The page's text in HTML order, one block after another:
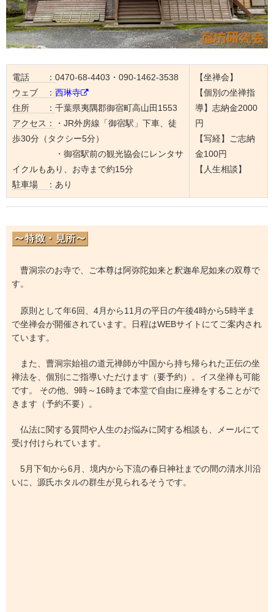
電話 ： 0470-68-4403・090-1462-3538
ウェブ ： 西琳寺
住所 ： 千葉県夷隅郡御宿町高山田1553
アクセス：
・JR外房線「御宿駅」下車、徒
歩30分（タクシー5分）
・御宿駅前の観光協会にレンタサ
イクルもあり、お寺まで約15分
駐車場 ： あり
【坐禅会】
【個別の坐禅指
導】志納金2000
円
【写経】ご志納
金100円
【人生相談】
曹洞宗のお寺で、ご本尊は阿弥陀如来と釈迦牟尼如来の双尊で
す。
原則として年6回、4月から11月の平日の午後4時から5時半ま
で坐禅会が開催されています。日程はWEBサイトにてご案内され
ています。
また、曹洞宗始祖の道元禅師が中国から持ち帰られた正伝の坐
禅法を、個別にご指導いただけます（要予約）。イス坐禅も可能
です。 その他、9時～16時まで本堂で自由に座禅をすることがで
きます（予約不要）。
仏法に関する質問や人生のお悩みに関する相談も、メールにて
受け付けられています。
5月下旬から6月、境内から下流の春日神社までの間の清水川沿
いに、源氏ホタルの群生が見られるそうです。